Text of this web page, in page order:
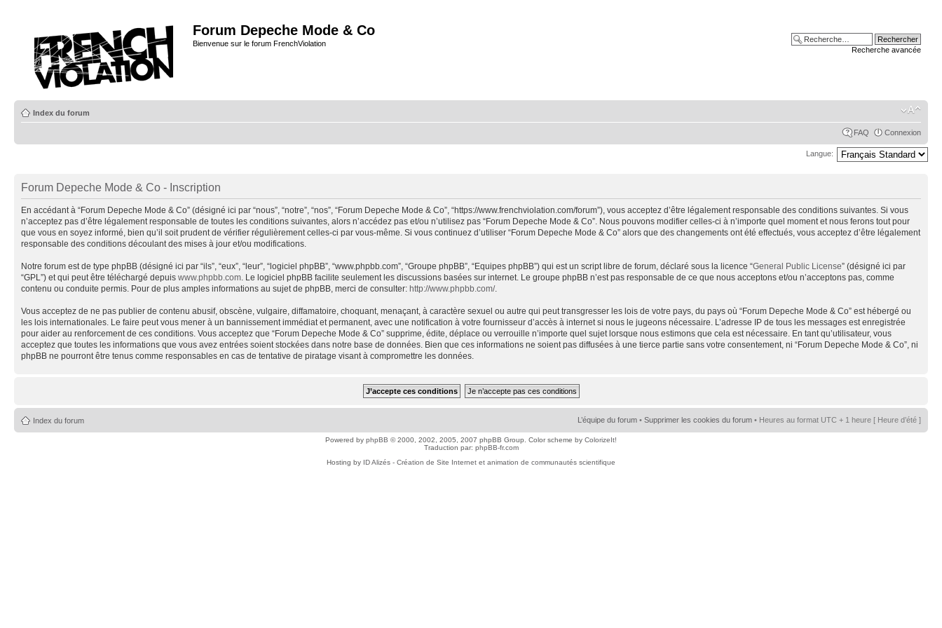
Forum Depeche Mode & Co
Bienvenue sur le forum FrenchViolation
Recherche avancée
Index du forum
FAQ Connexion
Langue:
Forum Depeche Mode & Co - Inscription
En accédant à “Forum Depeche Mode & Co” (désigné ici par “nous”, “notre”, “nos”, “Forum Depeche Mode & Co”, “https://www.frenchviolation.com/forum”), vous acceptez d’être légalement responsable des conditions suivantes. Si vous
n’acceptez pas d’être légalement responsable de toutes les conditions suivantes, alors n’accédez pas et/ou n’utilisez pas “Forum Depeche Mode & Co”. Nous pouvons modifier celles-ci à n’importe quel moment et nous ferons tout pour
que vous en soyez informé, bien qu’il soit prudent de vérifier régulièrement celles-ci par vous-même. Si vous continuez d’utiliser “Forum Depeche Mode & Co” alors que des changements ont été effectués, vous acceptez d’être légalement
responsable des conditions découlant des mises à jour et/ou modifications.
Notre forum est de type phpBB (désigné ici par “ils”, “eux”, “leur”, “logiciel phpBB”, “www.phpbb.com”, “Groupe phpBB”, “Equipes phpBB”) qui est un script libre de forum, déclaré sous la licence “General Public License” (désigné ici par
“GPL”) et qui peut être téléchargé depuis www.phpbb.com . Le logiciel phpBB facilite seulement les discussions basées sur internet. Le groupe phpBB n’est pas responsable de ce que nous acceptons et/ou n’acceptons pas, comme
contenu ou conduite permis. Pour de plus amples informations au sujet de phpBB, merci de consulter: http://www.phpbb.com/.
Vous acceptez de ne pas publier de contenu abusif, obscène, vulgaire, diffamatoire, choquant, menaçant, à caractère sexuel ou autre qui peut transgresser les lois de votre pays, du pays où “Forum Depeche Mode & Co” est hébergé ou
les lois internationales. Le faire peut vous mener à un bannissement immédiat et permanent, avec une notification à votre fournisseur d’accès à internet si nous le jugeons nécessaire. L’adresse IP de tous les messages est enregistrée
pour aider au renforcement de ces conditions. Vous acceptez que “Forum Depeche Mode & Co” supprime, édite, déplace ou verrouille n’importe quel sujet lorsque nous estimons que cela est nécessaire. En tant qu’utilisateur, vous
acceptez que toutes les informations que vous avez entrées soient stockées dans notre base de données. Bien que ces informations ne soient pas diffusées à une tierce partie sans votre consentement, ni “Forum Depeche Mode & Co”, ni
phpBB ne pourront être tenus comme responsables en cas de tentative de piratage visant à compromettre les données.
Index du forum L’équipe du forum • Supprimer les cookies du forum • Heures au format UTC + 1 heure [ Heure d’été ]
Powered by phpBB © 2000, 2002, 2005, 2007 phpBB Group. Color scheme by ColorizeIt!
Traduction par: phpBB-fr.com
Hosting by ID Alizés - Création de Site Internet et animation de communautés scientifique